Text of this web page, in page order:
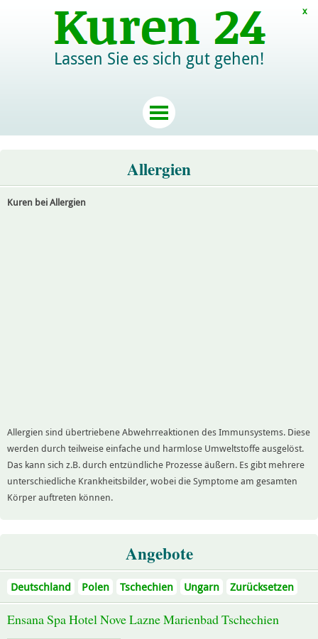
Lassen Sie es sich gut gehen!
Allergien
Kuren bei Allergien
Allergien sind übertriebene Abwehrreaktionen des Immunsystems. Diese
werden durch teilweise einfache und harmlose Umweltstoffe ausgelöst.
Das kann sich z.B. durch entzündliche Prozesse äußern. Es gibt mehrere
unterschiedliche Krankheitsbilder, wobei die Symptome am gesamten
Körper auftreten können.
Angebote
Deutschland Polen Tschechien Ungarn Zurücksetzen
Ensana Spa Hotel Nove Lazne Marienbad Tschechien
x